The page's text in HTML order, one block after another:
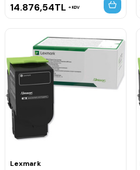
14.876,54TL KDV
Lexmark